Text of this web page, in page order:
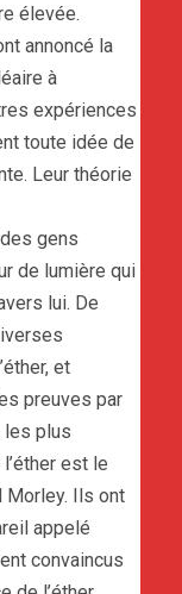
élevée.
annoncé la
à
expériences
toute idée de
Leur théorie
gens
de lumière qui
lui. De
et
preuves par
les plus
est le
Morley. Ils ont
appelé
convaincus